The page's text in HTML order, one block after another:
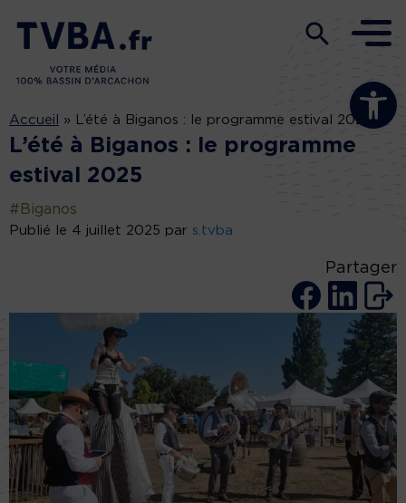
Ouvrir la
Accueil » L’été à Biganos : le programme estival 2025
L’été à Biganos : le programme
estival 2025
#Biganos
Publié le 4 juillet 2025 par s.tvba
Partager